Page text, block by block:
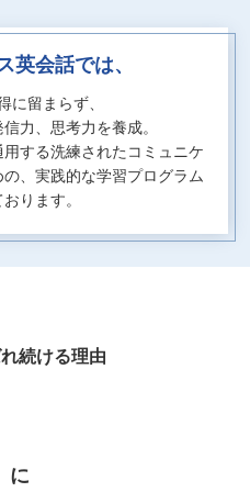
英会話では、
に留まらず、
力、思考力を養成。
する洗練されたコミュニケ
、 実践的な学習プログラム
ります。
続ける理由
に